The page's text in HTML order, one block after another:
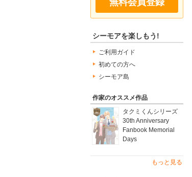
無料会員登録
シーモアを楽しもう!
ご利用ガイド
初めての方へ
シーモア島
作家のオススメ作品
タクミくんシリーズ
30th Anniversary
Fanbook Memorial
Days
もっと見る